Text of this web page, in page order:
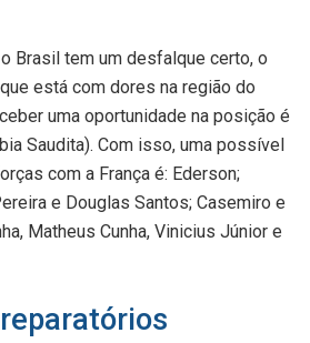
Brasil tem um desfalque certo, o
está com dores na região do
uma oportunidade na posição é
Saudita). Com isso, uma possível
com a França é: Ederson;
e Douglas Santos; Casemiro e
Matheus Cunha, Vinicius Júnior e